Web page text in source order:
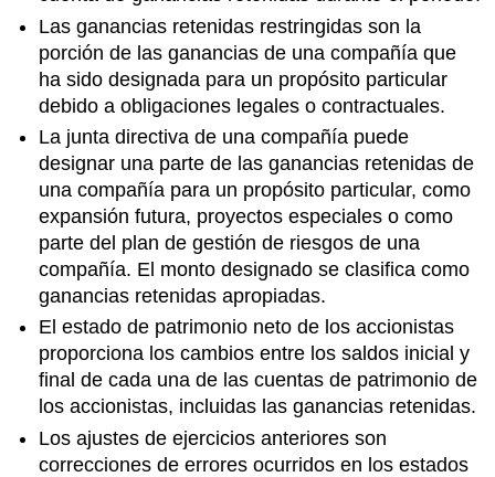
Las ganancias retenidas restringidas son la
porción de las ganancias de una compañía que
ha sido designada para un propósito particular
debido a obligaciones legales o contractuales.
La junta directiva de una compañía puede
designar una parte de las ganancias retenidas de
una compañía para un propósito particular, como
expansión futura, proyectos especiales o como
parte del plan de gestión de riesgos de una
compañía. El monto designado se clasifica como
ganancias retenidas apropiadas.
El estado de patrimonio neto de los accionistas
proporciona los cambios entre los saldos inicial y
final de cada una de las cuentas de patrimonio de
los accionistas, incluidas las ganancias retenidas.
Los ajustes de ejercicios anteriores son
correcciones de errores ocurridos en los estados